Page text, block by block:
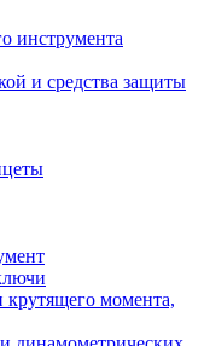
инструмента
и средства защиты
крутящего момента,